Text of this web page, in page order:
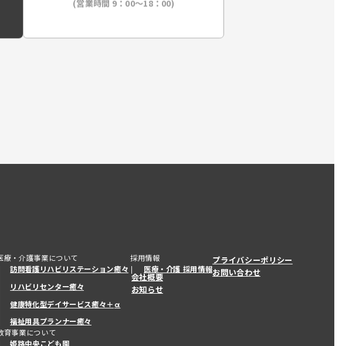
(営業時間 9：00〜18：00)
療・介護事業について
訪問看護リハビリステーション癒々
リハビリセンター癒々
健康特化型デイサービス癒々＋α
健康特化型デイサービス癒々＋
福祉用具プランナー癒々
育事業について
姫路中央こども園
採用情報
医療・介護 採用情報
会社概要
お知らせ
プライバシーポリシー
お問い合わせ